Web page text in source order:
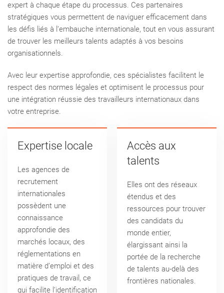
expert à chaque étape du processus. Ces partenaires
stratégiques vous permettent de naviguer efficacement dans
les défis liés à l’embauche internationale, tout en vous assurant
de trouver les meilleurs talents adaptés à vos besoins
organisationnels.
Avec leur expertise approfondie, ces spécialistes facilitent le
respect des normes légales et optimisent le processus pour
une intégration réussie des travailleurs internationaux dans
votre entreprise.
Expertise locale
Les agences de
recrutement
internationales
possèdent une
connaissance
approfondie des
marchés locaux, des
réglementations en
matière d’emploi et des
pratiques de travail, ce
qui facilite l’identification
Accès aux
talents
Elles ont des réseaux
étendus et des
ressources pour trouver
des candidats du
monde entier,
élargissant ainsi la
portée de la recherche
de talents au-delà des
frontières nationales.